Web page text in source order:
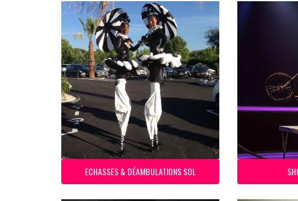
ECHASSES & DÉAMBULATIONS SOL